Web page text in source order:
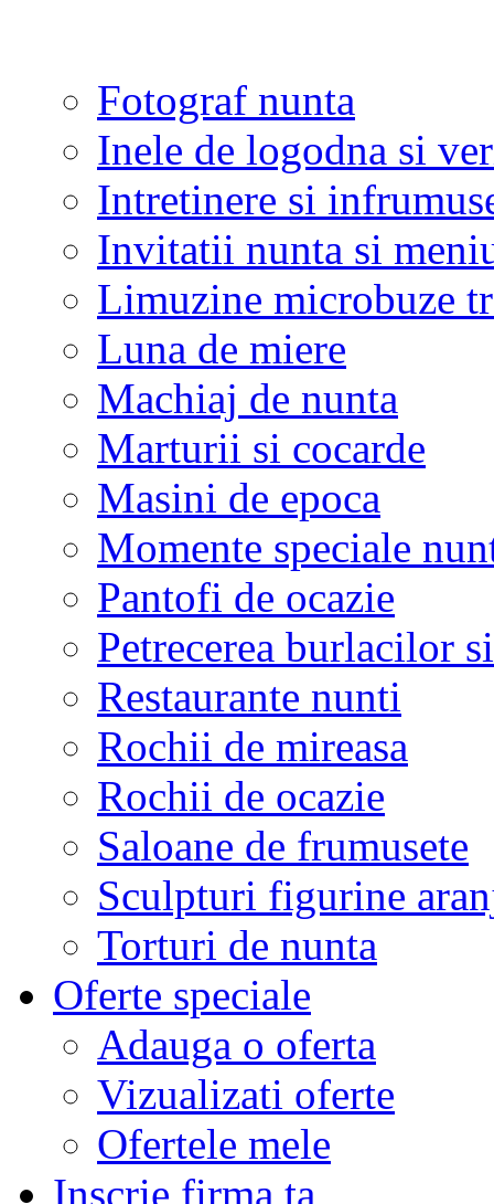
Fotograf nunta
Inele de logodna si
Intretinere si
Invitatii nunta si
Limuzine microbuze
Luna de miere
Machiaj de nunta
Marturii si cocarde
Masini de epoca
Momente speciale
Pantofi de ocazie
Petrecerea burlacilor
Restaurante nunti
Rochii de mireasa
Rochii de ocazie
Saloane de frumusete
Sculpturi figurine
Torturi de nunta
Oferte speciale
Adauga o oferta
Vizualizati oferte
Ofertele mele
Inscrie firma ta